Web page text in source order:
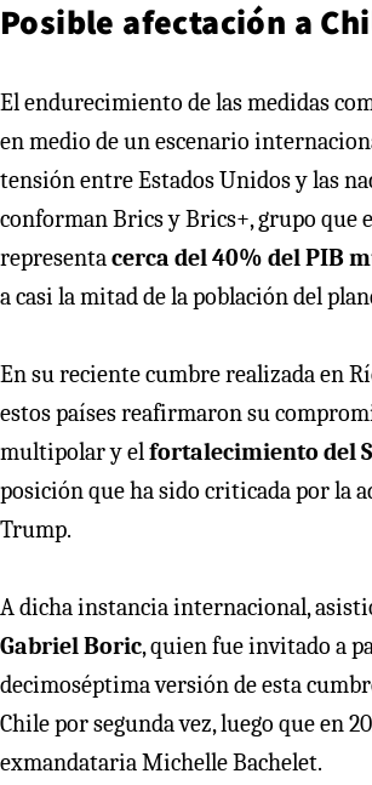
Posible afectación a
El endurecimiento de las medidas
en medio de un escenario
tensión entre Estados Unidos y las
conforman Brics y Brics+, grupo que
representacerca del 40% del PIB
a casi la mitad de la población del
En su reciente cumbre realizada en
estos países reafirmaron su
multipolar y elfortalecimiento del
posición que ha sido criticada por la
Trump.
A dicha instancia internacional,
Gabriel Boric, quien fue invitado a
decimoséptima versión de esta
Chile por segunda vez, luego que en
exmandataria Michelle Bachelet.